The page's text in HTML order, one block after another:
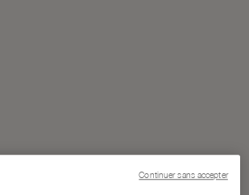
Continuer sans accepter